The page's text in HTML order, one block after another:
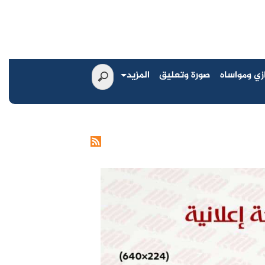
ومواساه صورة وتعليق المزيد